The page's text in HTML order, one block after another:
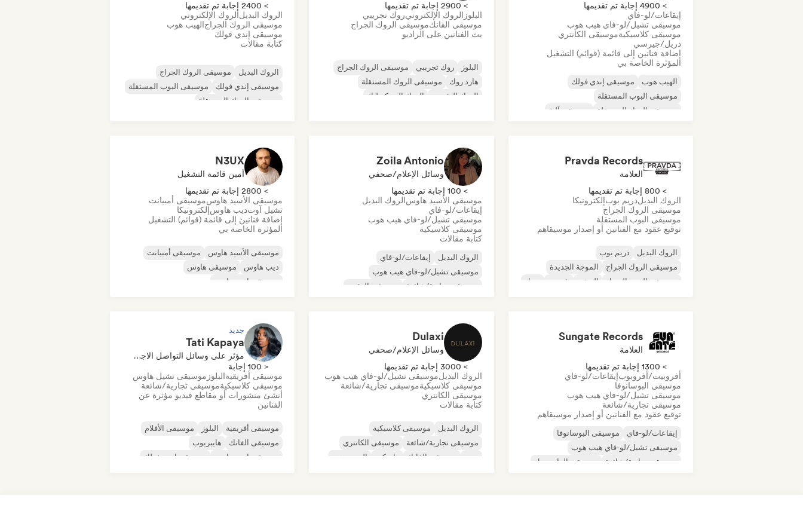
> 4900 إجابة تم تقديمها
إيقاعات/لو-فاي
موسيقى تشيل/لو-فاي هيب هوب
موسيقى كلاسيكيةموسيقى الكانتري
دريل/جيرسي
إضافة فنانين إلى قائمة (قوائم) التشغيل
المؤثرة الخاصة بي
الهيب هوب
موسيقى إندي فولك
موسيقى البوب المستقلة
موسيقى الروك المستقلة
موسيقى آلية
> 2900 إجابة تم تقديمها
البلوز الروك الإلكترونيروك تجريبي
موسيقى الفانكموسيقى الروك الجراج
بث الفنانين على الراديو
البلوز روك تجريبي
موسيقى الروك الجراج
هارد روك
موسيقى الروك المستقلة
الروك التقدمي
الروك السيكديليك
> 2400 إجابة تم تقديمها
الروك البديلالروك الإلكتروني
موسيقى الروك الجراجالهيب هوب
موسيقى إندي فولك
كتابة مقالات
الروك البديل
موسيقى الروك الجراج
موسيقى إندي فولك
موسيقى البوب المستقلة
موسيقى الروك المستقلة
Pravda Records
العلامة
> 800 إجابة تم تقديمها
الروك البديلدريم بوبإلكترونيكا
موسيقى الروك الجراج
موسيقى البوب المستقلة
توقيع عقود مع الفنانين أو إصدار موسيقاهم
الروك البديل
دريم بوب
موسيقى الروك الجراج
الموجة الجديدة
موسيقى البوب السول
الريغي شوجيز سول
Zoila Antonio
وسائل الإعلام/صحفي
> 100 إجابة تم تقديمها
موسيقى الأسيد هاوسالروك البديل
إيقاعات/لو-فاي
موسيقى تشيل/لو-فاي هيب هوب
موسيقى كلاسيكية
كتابة مقالات
الروك البديل
إيقاعات/لو-فاي
موسيقى تشيل/لو-فاي هيب هوب
موسيقى تجارية/شائعة
موسيقى الرقص
N3UX
أمين قائمة التشغيل
> 2800 إجابة تم تقديمها
موسيقى الأسيد هاوسموسيقى أمبيانت
تشيل آوتديب هاوسإلكترونيكا
إضافة فنانين إلى قائمة (قوائم) التشغيل
المؤثرة الخاصة بي
موسيقى الأسيد هاوس
موسيقى أمبيانت
ديب هاوس
موسيقى هاوس
موسيقى إندي دانس
Sungate Records
العلامة
> 1300 إجابة تم تقديمها
أفروبيت/أفروبوبإيقاعات/لو-فاي
موسيقى البوسانوفا
موسيقى تشيل/لو-فاي هيب هوب
موسيقى تجارية/شائعة
توقيع عقود مع الفنانين أو إصدار موسيقاهم
إيقاعات/لو-فاي
موسيقى البوسانوفا
موسيقى تشيل/لو-فاي هيب هوب
موسيقى تجارية/شائعة
موسيقى الدانسهول
Dulaxi
وسائل الإعلام/صحفي
> 3000 إجابة تم تقديمها
الروك البديلموسيقى تشيل/لو-فاي هيب هوب
موسيقى كلاسيكيةموسيقى تجارية/شائعة
موسيقى الكانتري
كتابة مقالات
الروك البديل
موسيقى كلاسيكية
موسيقى تجارية/شائعة
موسيقى الكانتري
موسيقى الفانك هاردكور الهيب هوب
جديد
Tati Kapaya
مؤثر على وسائل التواصل الاجتماعي
< 100 إجابة
موسيقى أفريقيةالبلوز موسيقى تشيل هاوس
موسيقى كلاسيكيةموسيقى تجارية/شائعة
أنشئ منشورات أو مقاطع فيديو مؤثرة عن
الفنانين
موسيقى أفريقية البلوز
موسيقى الأفلام
موسيقى الفانك
هايبربوب
موسيقى إندي دانس
موسيقى إندي فولك